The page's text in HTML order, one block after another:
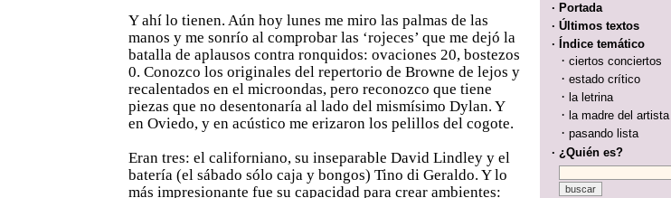
Y ahí lo tienen. Aún hoy lunes me miro las palmas de las
manos y me sonrío al comprobar las ‘rojeces’ que me dejó la
batalla de aplausos contra ronquidos: ovaciones 20, bostezos
0. Conozco los originales del repertorio de Browne de lejos y
recalentados en el microondas, pero reconozco que tiene
piezas que no desentonaría al lado del mismísimo Dylan. Y
en Oviedo, y en acústico me erizaron los pelillos del cogote.
Eran tres: el californiano, su inseparable David Lindley y el
batería (el sábado sólo caja y bongos) Tino di Geraldo. Y lo
más impresionante fue su capacidad para crear ambientes:
· Portada
· Últimos textos
· Índice temático
· ciertos conciertos
· estado crítico
· la letrina
· la madre del artista
· pasando lista
· ¿Quién es?